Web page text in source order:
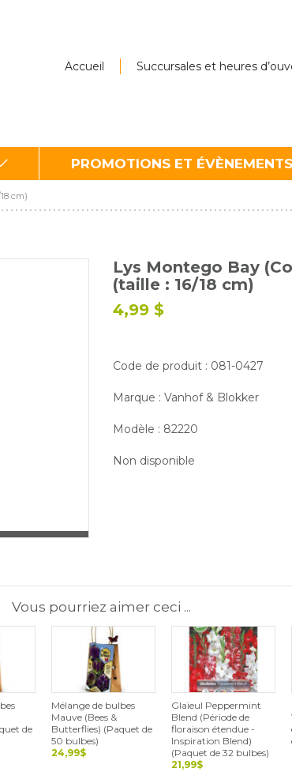
Accueil Succursales et heures
PROMOTIONS ET ÉVÈNEMENTS
cm)
Lys Montego Bay
(taille : 16/18 cm)
4,99 $
Code de produit : 081-0427
Marque : Vanhof & Blokker
Modèle : 82220
Non disponible
Vous pourriez aimer ceci ...
de
Mélange de bulbes
Mauve (Bees &
Butterflies) (Paquet de
50 bulbes)
24,99$
Glaïeul Peppermint
Blend (Période de
floraison étendue -
Inspiration Blend)
(Paquet de 32 bulbes)
21,99$